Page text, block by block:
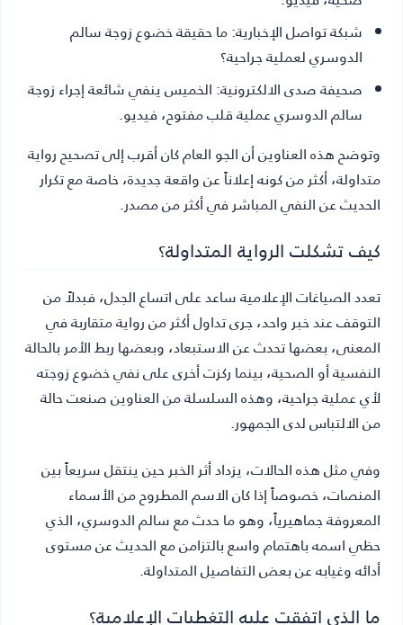
شبكة تواصل الإخبارية:ما حقيقة خضوع زوجة سالم
الدوسري لعملية جراحية؟
صحيفة صدى الالكترونية:الخميس ينفي شائعة إجراء زوجة
سالم الدوسري عملية قلب مفتوح، فيديو.
وتوضح هذه العناوين أن الجو العام كان أقرب إلى تصحيح رواية
متداولة، أكثر من كونه إعلاناً عن واقعة جديدة، خاصة مع تكرار
الحديث عن النفي المباشر في أكثر من مصدر.
كيف تشكلت الرواية المتداولة؟
تعدد الصياغات الإعلامية ساعد على اتساع الجدل، فبدلاً من
التوقف عند خبر واحد، جرى تداول أكثر من رواية متقاربة في
المعنى، بعضها تحدث عن الاستبعاد، وبعضها ربط الأمر بالحالة
النفسية أو الصحية، بينما ركزت أخرى على نفي خضوع زوجته
لأي عملية جراحية، وهذه السلسلة من العناوين صنعت حالة
من الالتباس لدى الجمهور.
وفي مثل هذه الحالات، يزداد أثر الخبر حين ينتقل سريعاً بين
المنصات، خصوصاً إذا كان الاسم المطروح من الأسماء
المعروفة جماهيرياً، وهو ما حدث مع سالم الدوسري، الذي
حظي اسمه باهتمام واسع بالتزامن مع الحديث عن مستوى
أدائه وغيابه عن بعض التفاصيل المتداولة.
ما الذي اتفقت عليه التغطيات الإعلامية؟